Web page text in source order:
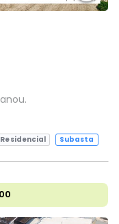
Residencial Subasta